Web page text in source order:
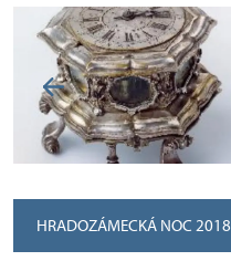
HRADOZÁMECKÁ NOC 2018